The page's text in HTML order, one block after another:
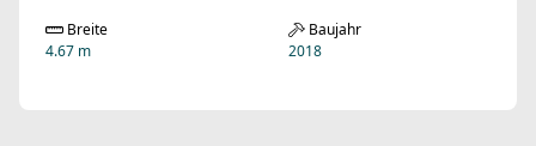
Breite
4.67 m
Baujahr
2018